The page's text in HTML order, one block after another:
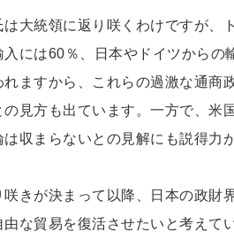
大統領に返り咲くわけですが、
入には60％、日本やドイツから
ますから、これらの過激な通商
見方も出ています。一方で、米
収まらないとの見解にも説得力
咲きが決まって以降、日本の政
な貿易を復活させたいと考えて